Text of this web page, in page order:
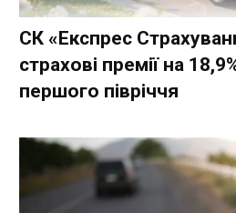
СК «Експрес
страхові премії на
першого півріччя